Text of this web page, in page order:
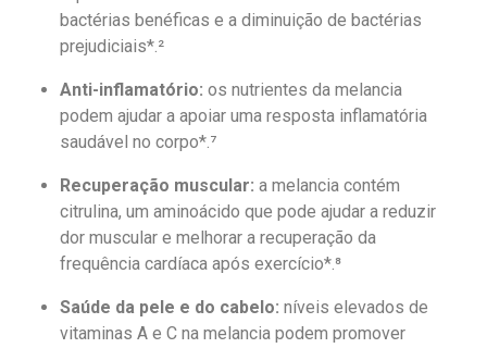
bactérias benéficas e a diminuição de bactérias
prejudiciais*.²
Anti-inflamatório: os nutrientes da melancia
podem ajudar a apoiar uma resposta inflamatória
saudável no corpo*.⁷
Recuperação muscular: a melancia contém
citrulina, um aminoácido que pode ajudar a reduzir
dor muscular e melhorar a recuperação da
frequência cardíaca após exercício*.⁸
Saúde da pele e do cabelo: níveis elevados de
vitaminas A e C na melancia podem promover